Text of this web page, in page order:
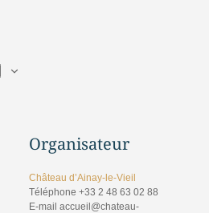
Organisateur
Château d’Ainay-le-Vieil
Téléphone +33 2 48 63 02 88
E-mail accueil@chateau-